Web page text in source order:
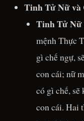
Tinh Tử Nữ và
Tinh Tử Nữ
mệnh Thực
gì chế ngự,
con cái; nữ
có gì chế, sẽ
con cái. Hai